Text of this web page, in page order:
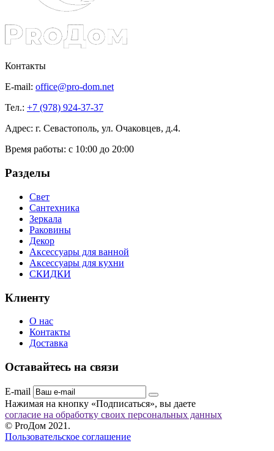
Контакты
E-mail: office@pro-dom.net
Тел.: +7 (978) 924-37-37
Адрес: г. Севастополь, ул. Очаковцев, д.4.
Время работы: с 10:00 до 20:00
Разделы
Свет
Сантехника
Зеркала
Раковины
Декор
Аксессуары для ванной
Аксессуары для кухни
СКИДКИ
Клиенту
О нас
Контакты
Доставка
Оставайтесь на связи
E-mail
Нажимая на кнопку «Подписаться», вы даете
согласие на обработку своих персональных данных
© ProДом 2021.
Пользовательское соглашение